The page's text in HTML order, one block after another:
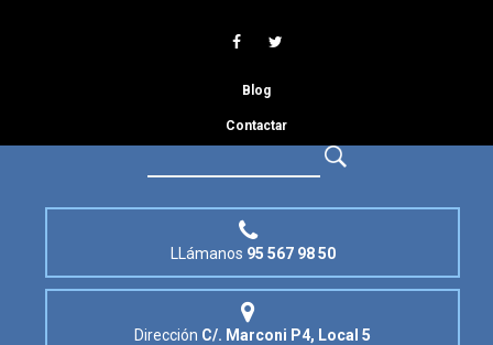
Blog
Contactar
LLámanos 95 567 98 50
Dirección C/. Marconi P4, Local 5